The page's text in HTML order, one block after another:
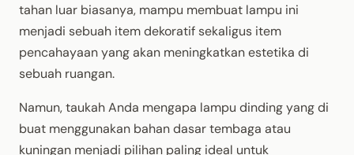
tahan luar biasanya, mampu membuat lampu ini
menjadi sebuah item dekoratif sekaligus item
pencahayaan yang akan meningkatkan estetika di
sebuah ruangan.
Namun, taukah Anda mengapa lampu dinding yang di
buat menggunakan bahan dasar tembaga atau
kuningan menjadi pilihan paling ideal untuk